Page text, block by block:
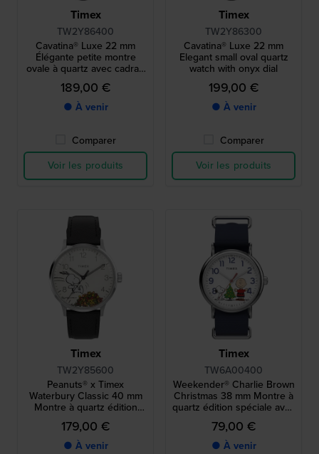
Timex
TW2Y86400
Cavatina® Luxe 22 mm
Élégante petite montre
ovale à quartz avec cadran
Nacre
189,00 €
● À venir
Comparer
Voir les produits
Timex
TW2Y86300
Cavatina® Luxe 22 mm
Elegant small oval quartz
watch with onyx dial
199,00 €
● À venir
Comparer
Voir les produits
Timex
TW2Y85600
Peanuts® x Timex
Waterbury Classic 40 mm
Montre à quartz édition
spéciale avec cadran
Snoopy
179,00 €
● À venir
Timex
TW6A00400
Weekender® Charlie Brown
Christmas 38 mm Montre à
quartz édition spéciale avec
cadran Snoopy
79,00 €
● À venir